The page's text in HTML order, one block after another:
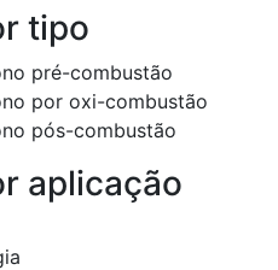
tipo
pré-combustão
por oxi-combustão
pós-combustão
aplicação